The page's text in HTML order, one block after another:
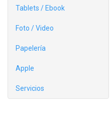
Tablets / Ebook
Foto / Video
Papelería
Apple
Servicios